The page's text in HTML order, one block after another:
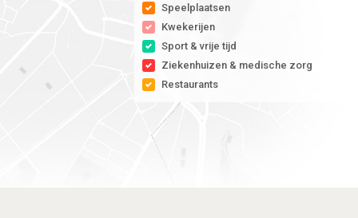
Speelplaatsen
Kwekerijen
Sport & vrije tijd
Ziekenhuizen & medische zorg
Restaurants